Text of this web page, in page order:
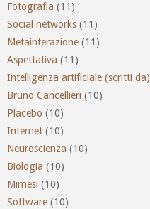
Fotografia (11)
Social networks (11)
Metainterazione (11)
Aspettativa (11)
Intelligenza artificiale (scritti da)
Bruno Cancellieri (10)
Placebo (10)
Internet (10)
Neuroscienza (10)
Biologia (10)
Mimesi (10)
Software (10)